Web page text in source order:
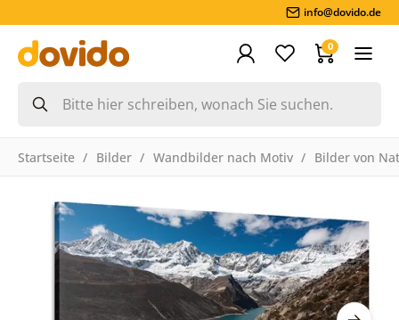
info@dovido.de
0
Startseite Bilder Wandbilder nach Motiv Bilder von